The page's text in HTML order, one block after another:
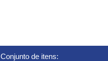
Conjunto de itens: